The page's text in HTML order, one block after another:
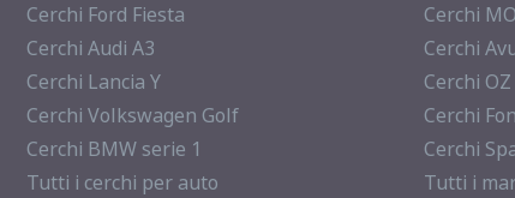
Cerchi Ford Fiesta
Cerchi Audi A3
Cerchi Lancia Y
Cerchi Volkswagen Golf
Cerchi BMW serie 1
Tutti i cerchi per auto
Cerchi
Cerchi
Cerchi OZ
Cerchi
Cerchi
Tutti i